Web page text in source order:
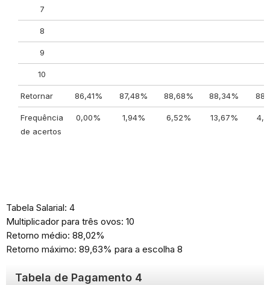
7
8
9
10
Retornar 86,41% 87,48% 88,68% 88,34%
Frequência
de acertos
0,00% 1,94% 6,52% 13,67%
Tabela Salarial: 4
Multiplicador para três ovos: 10
Retorno médio: 88,02%
Retorno máximo: 89,63% para a escolha 8
Tabela de Pagamento 4